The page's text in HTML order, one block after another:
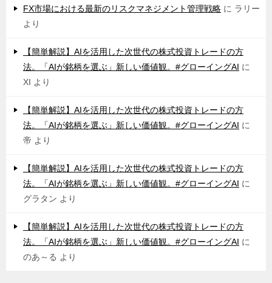
FX市場における最新のリスクマネジメント管理戦略 に ラリー
より
【簡単解説】AIを活用した次世代の株式投資トレードの方
法。「AIが銘柄を選ぶ」新しい価値観。#グローイングAI に
XI より
【簡単解説】AIを活用した次世代の株式投資トレードの方
法。「AIが銘柄を選ぶ」新しい価値観。#グローイングAI に
帝 より
【簡単解説】AIを活用した次世代の株式投資トレードの方
法。「AIが銘柄を選ぶ」新しい価値観。#グローイングAI に
グラタン より
【簡単解説】AIを活用した次世代の株式投資トレードの方
法。「AIが銘柄を選ぶ」新しい価値観。#グローイングAI に
のあ～る より